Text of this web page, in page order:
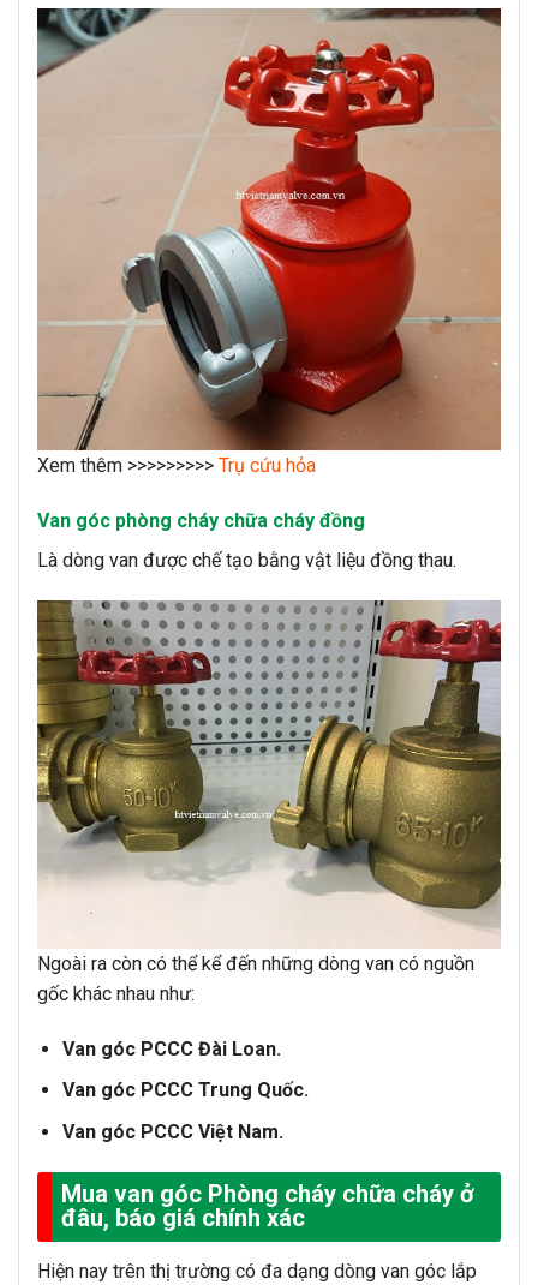
Xem thêm >>>>>>>>> Trụ cứu hỏa
Van góc phòng cháy chữa cháy đồng
Là dòng van được chế tạo bằng vật liệu đồng thau.
Ngoài ra còn có thể kể đến những dòng van có nguồn
gốc khác nhau như:
Van góc PCCC Đài Loan.
Van góc PCCC Trung Quốc.
Van góc PCCC Việt Nam.
Mua van góc Phòng cháy chữa cháy ở
đâu, báo giá chính xác
Hiện nay trên thị trường có đa dạng dòng van góc lắp